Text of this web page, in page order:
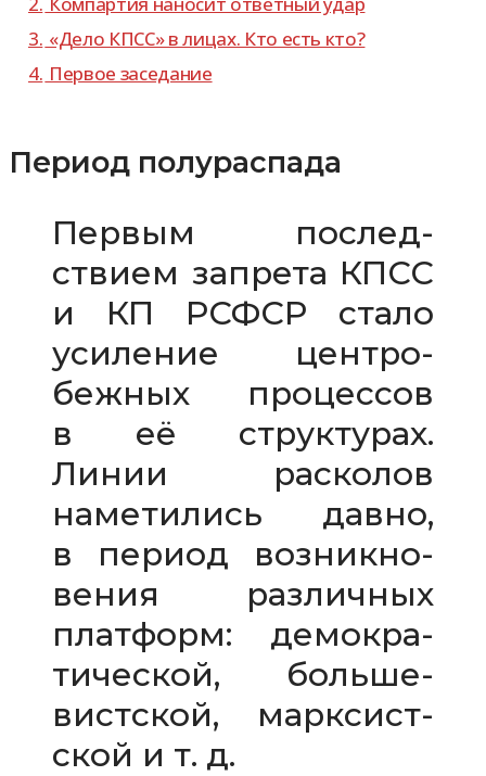
3. «Дело КПСС» в лицах. Кто есть кто?
4. Первое засе­да­ние
Период полураспада
Первым послед­
ствием запрета КПСС
и КП РСФСР стало
уси­ле­ние цен­тро­
беж­ных про­цес­сов
в её струк­ту­рах.
Линии рас­ко­лов
наме­ти­лись давно,
в период воз­ник­но­
ве­ния раз­лич­ных
плат­форм: демо­кра­
ти­че­ской, боль­ше­
вист­ской, марк­сист­
ской и т. д.